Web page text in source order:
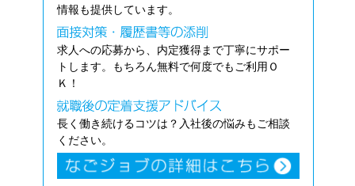
情報も提供しています。
求人への応募から、内定獲得まで丁寧にサポー
トします。もちろん無料で何度でもご利用Ｏ
Ｋ！
長く働き続けるコツは？入社後の悩みもご相談
ください。